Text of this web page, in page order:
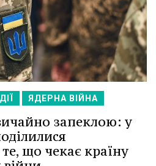
ЯДЕРНА ВІЙНА
запеклою: у
що чекає країну